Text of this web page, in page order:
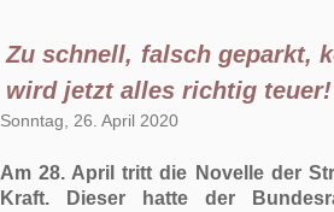
Zu schnell, falsch geparkt,
wird jetzt alles richtig teuer!
Sonntag, 26. April 2020
Am 28. April tritt die Novelle der
Kraft. Dieser hatte der